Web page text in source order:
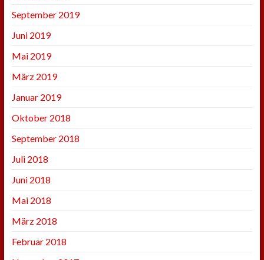
September 2019
Juni 2019
Mai 2019
März 2019
Januar 2019
Oktober 2018
September 2018
Juli 2018
Juni 2018
Mai 2018
März 2018
Februar 2018